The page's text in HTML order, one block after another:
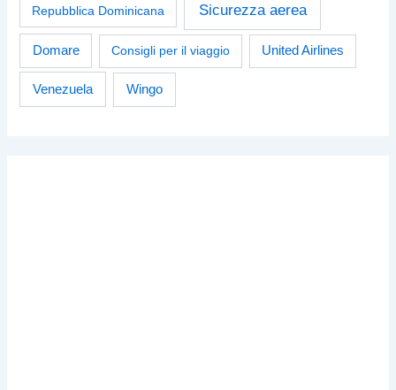
Repubblica Dominicana Sicurezza aerea
Domare Consigli per il viaggio United Airlines
Venezuela Wingo